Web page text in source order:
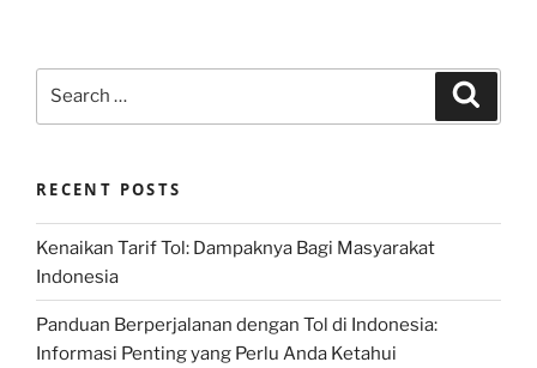
RECENT POSTS
Kenaikan Tarif Tol: Dampaknya Bagi Masyarakat
Indonesia
Panduan Berperjalanan dengan Tol di Indonesia:
Informasi Penting yang Perlu Anda Ketahui